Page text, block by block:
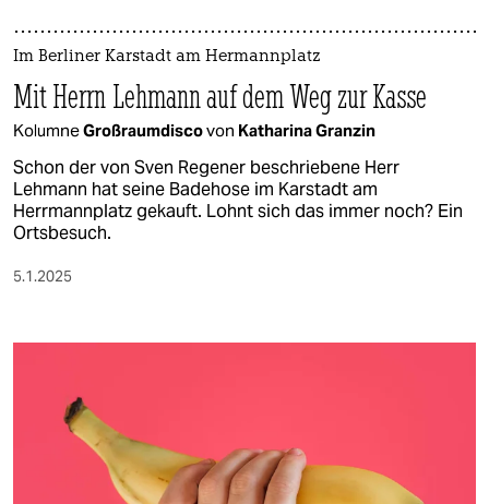
Im Berliner Karstadt am Hermannplatz
Mit Herrn Lehmann auf dem Weg zur Kasse
KolumneGroßraumdiscovon Katharina Granzin
Schon der von Sven Regener beschriebene Herr
Lehmann hat seine Badehose im Karstadt am
Herrmannplatz gekauft. Lohnt sich das immer noch? Ein
Ortsbesuch.
5.1.2025